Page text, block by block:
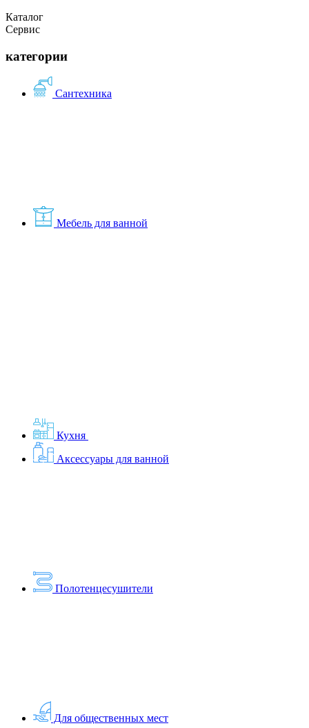
Каталог
Сервис
категории
Сантехника
Мебель для ванной
Кухня
Аксессуары для ванной
Полотенцесушители
Для общественных мест